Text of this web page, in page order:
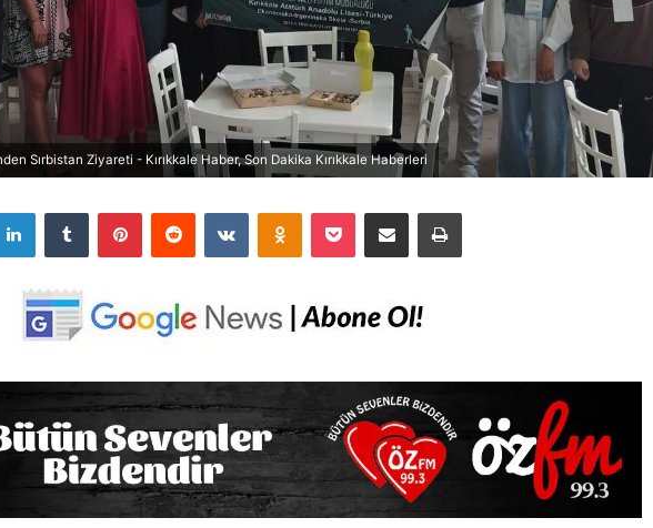
Sırbistan Ziyareti - Kırıkkale Haber, Son Dakika Kırıkkale Haberleri